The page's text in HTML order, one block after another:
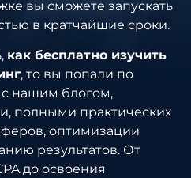
вы сможете запускать
в кратчайшие сроки.
как бесплатно изучить
, то вы попали по
с нашим блогом,
полными практических
оптимизации
результатов. От
до освоения